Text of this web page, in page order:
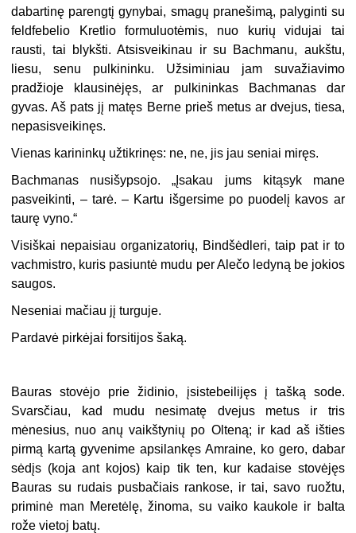
dabartinę parengtį gynybai, smagų pranešimą, palyginti su
feldfebelio Kretlio formuluotėmis, nuo kurių vidujai tai
rausti, tai blykšti. Atsisveikinau ir su Bachmanu, aukštu,
liesu, senu pulkininku. Užsiminiau jam suvažiavimo
pradžioje klausinėjęs, ar pulkininkas Bachmanas dar
gyvas. Aš pats jį matęs Berne prieš metus ar dvejus, tiesa,
nepasisveikinęs.
Vienas karininkų užtikrinęs: ne, ne, jis jau seniai miręs.
Bachmanas nusišypsojo. „Įsakau jums kitąsyk mane
pasveikinti, – tarė. – Kartu išgersime po puodelį kavos ar
taurę vyno.“
Visiškai nepaisiau organizatorių, Bindšėdleri, taip pat ir to
vachmistro, kuris pasiuntė mudu per Alečo ledyną be jokios
saugos.
Neseniai mačiau jį turguje.
Pardavė pirkėjai forsitijos šaką.
Bauras stovėjo prie židinio, įsistebeilijęs į tašką sode.
Svarsčiau, kad mudu nesimatę dvejus metus ir tris
mėnesius, nuo anų vaikštynių po Olteną; ir kad aš išties
pirmą kartą gyvenime apsilankęs Amraine, ko gero, dabar
sėdįs (koja ant kojos) kaip tik ten, kur kadaise stovėjęs
Bauras su rudais pusbačiais rankose, ir tai, savo ruožtu,
priminė man Meretėlę, žinoma, su vaiko kaukole ir balta
rože vietoj batų.